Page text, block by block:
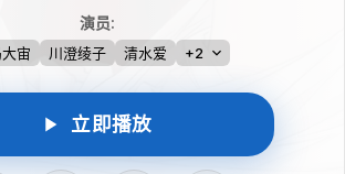
的武器，当暴虐的本性无法再隐藏之时，明和
球而站在了光的对立面。一边是世界的和平，
心爱的女孩，武会做出怎样的选择呢？
演员:
宙 川澄绫子 清水爱 +2
立即播放